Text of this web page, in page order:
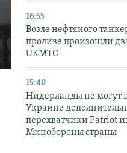
16:55
Возле нефтяного
проливе произошли
UKMTO
15:40
Нидерланды не могут
Украине
перехватчики Patriot
Минобороны страны